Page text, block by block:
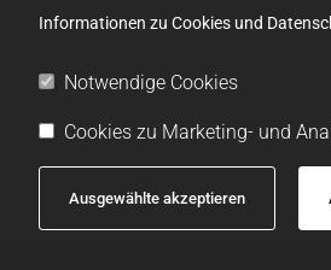
Informationen zu Cookies und
Notwendige Cookies
Cookies zu Marketing- und
Ausgewählte akzeptieren